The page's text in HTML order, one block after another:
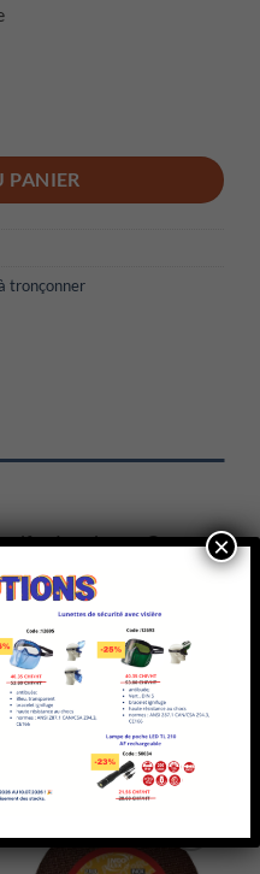
PANIER
tronçonner
céramiques. Conçus
durs : aciers
aciers inoxydables.
agressivité dans
Ajouter
×